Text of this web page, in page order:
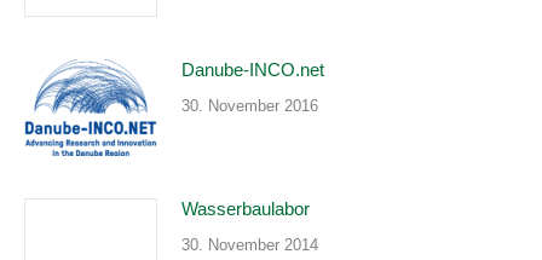
Danube-INCO.net
30. November 2016
Wasserbaulabor
30. November 2014